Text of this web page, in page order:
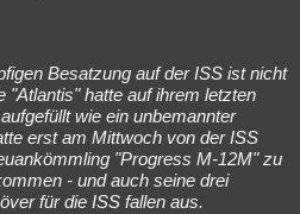
Besatzung auf der ISS ist nicht
"Atlantis" hatte auf ihrem letzten
wie ein unbemannter
erst am Mittwoch von der ISS
"Progress M-12M" zu
- und auch seine drei
für die ISS fallen aus.